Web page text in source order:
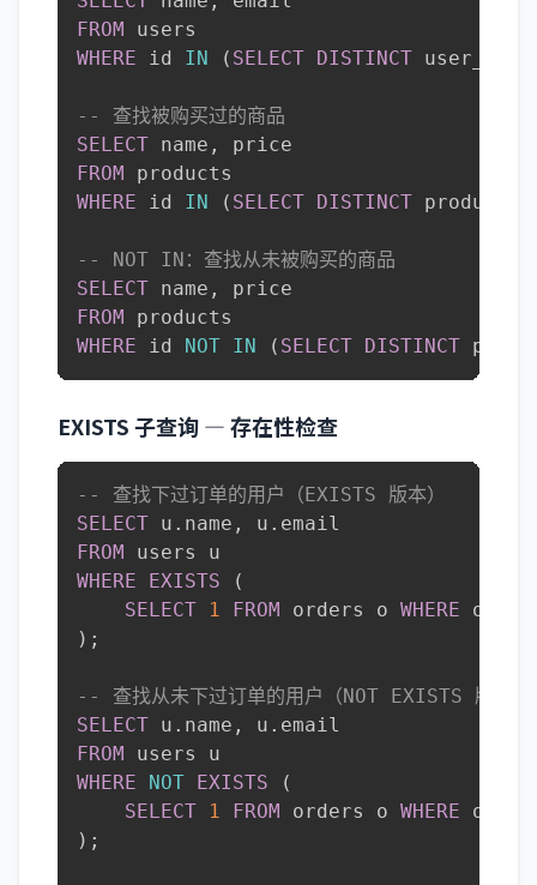
FROM
WHERE id IN ( SELECT DISTINCT user_id
-- 查找被购买过的商品
SELECT name ,
FROM
WHERE id IN ( SELECT DISTINCT
-- NOT IN：查找从未被购买的商品
SELECT name ,
FROM
WHERE id NOT IN ( SELECT DISTINCT
EXISTS 子查询 — 存在性检查
-- 查找下过订单的用户（EXISTS 版本）
SELECT u . name , u .
FROM
WHERE
EXISTS
(
SELECT
1 FROM orders o WHERE o
) ;
-- 查找从未下过订单的用户（NOT EXISTS 版本）
SELECT u . name , u .
FROM
WHERE
NOT EXISTS
(
SELECT
1 FROM orders o WHERE o
) ;